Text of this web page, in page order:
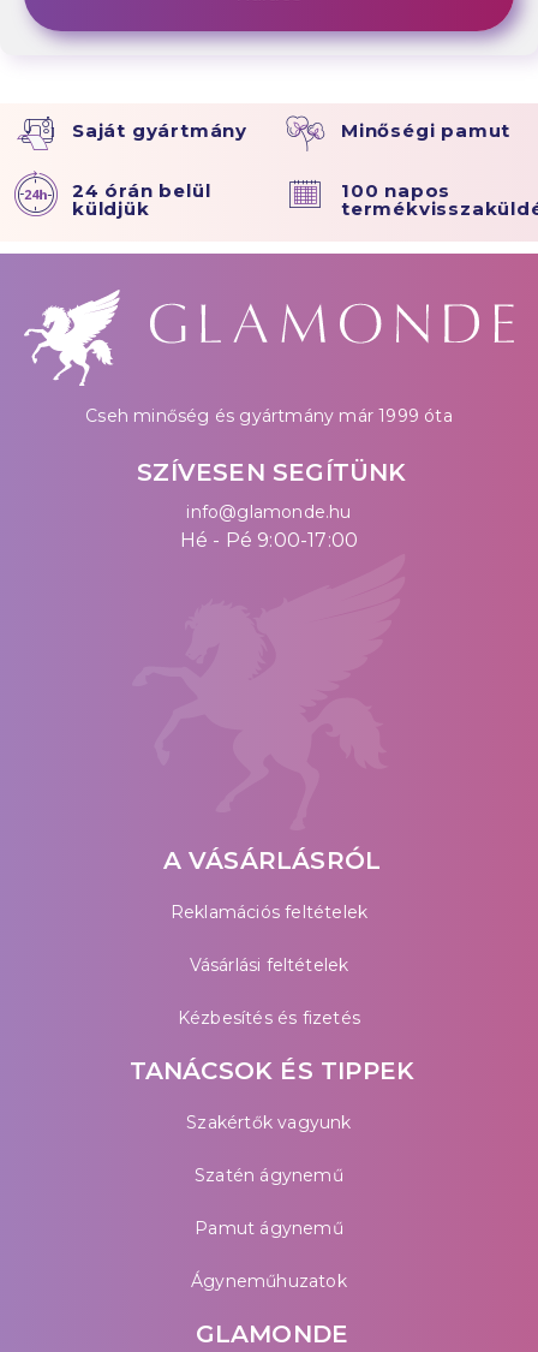
Saját gyártmány Minőségi pamut
24 órán belül
küldjük
100 napos
Cseh minőség és gyártmány már 1999 óta
SZÍVESEN SEGÍTÜNK
info@glamonde.hu
Hé - Pé 9:00-17:00
A VÁSÁRLÁSRÓL
Reklamációs feltételek
Vásárlási feltételek
Kézbesítés és fizetés
TANÁCSOK ÉS TIPPEK
Szakértők vagyunk
Szatén ágynemű
Pamut ágynemű
Ágyneműhuzatok
GLAMONDE